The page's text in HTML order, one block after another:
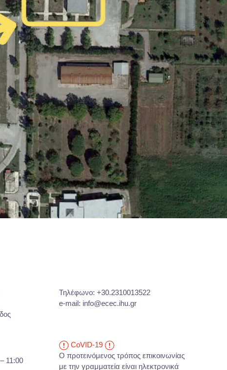
Τηλέφωνο: +30.2310013522
e-mail: info@ecec.ihu.gr
11:00
CoVID-19
Ο προτεινόμενος τρόπος επικοινωνίας
με την γραμματεία είναι ηλεκτρονικά